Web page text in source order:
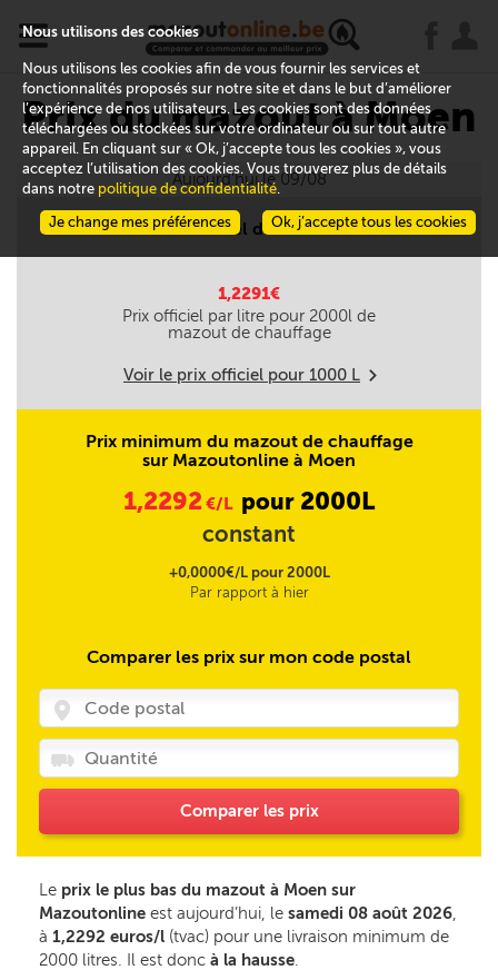
x
Prix du mazout à Moen
Aujourd'hui le 09/08
Prix officiel du mazout
1,2291€
Prix officiel par litre pour 2000l de
mazout de chauffage
Voir le prix officiel pour 1000 L m
Prix minimum du mazout de chauffage
sur Mazoutonline à Moen
1,2292€/L pour 2000L
constant
+0,0000€/L pour 2000L
Par rapport à hier
Comparer les prix sur mon code postal
Comparer les prix
Le prix le plus bas du mazout à Moen sur
Mazoutonline est aujourd’hui, le samedi 08 août 2026,
à 1,2292 euros/l (tvac) pour une livraison minimum de
2000 litres. Il est donc à la hausse.
Nous utilisons des cookies
Nous utilisons les cookies afin de vous fournir les services et
fonctionnalités proposés sur notre site et dans le but d’améliorer
l’expérience de nos utilisateurs. Les cookies sont des données
téléchargées ou stockées sur votre ordinateur ou sur tout autre
appareil. En cliquant sur « Ok, j’accepte tous les cookies », vous
acceptez l’utilisation des cookies. Vous trouverez plus de détails
dans notre politique de confidentialité.
Ok, j’accepte tous les cookies
Je change mes préférences